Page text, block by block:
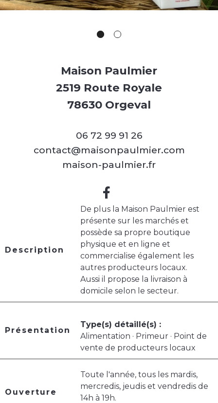
Maison Paulmier
2519 Route Royale
78630 Orgeval
06 72 99 91 26
contact@maisonpaulmier.com
maison-paulmier.fr
Description
De plus la Maison Paulmier est
présente sur les marchés et
possède sa propre boutique
physique et en ligne et
commercialise également les
autres producteurs locaux.
Aussi il propose la livraison à
domicile selon le secteur.
Présentation
Type(s) détaillé(s) :
Alimentation · Primeur · Point de
vente de producteurs locaux
Ouverture
Toute l'année, tous les mardis,
mercredis, jeudis et vendredis de
14h à 19h.